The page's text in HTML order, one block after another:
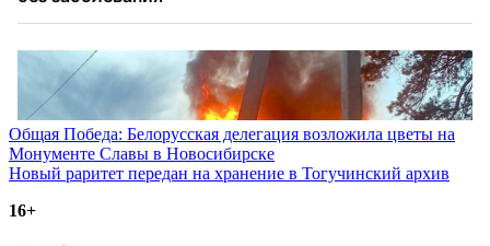
Навигация
по
Общая Победа: Белорусская делегация возложила цветы на
Монументе Славы в Новосибирске
Новый раритет передан на хранение в Тогучинский архив
16+